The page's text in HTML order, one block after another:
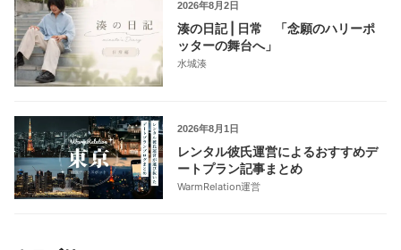
2026年8月2日
湊の日記 | 日常 「念願のハリーポ
ッターの舞台へ」
水城湊
2026年8月1日
レンタル彼氏運営によるおすすめデ
ートプラン記事まとめ
WarmRelation運営